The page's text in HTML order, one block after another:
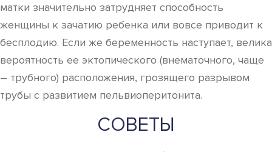
матки значительно затрудняет способность
женщины к зачатию ребенка или вовсе приводит к
бесплодию. Если же беременность наступает, велика
вероятность ее эктопического (внематочного, чаще
– трубного) расположения, грозящего разрывом
трубы с развитием пельвиоперитонита.
СОВЕТЫ